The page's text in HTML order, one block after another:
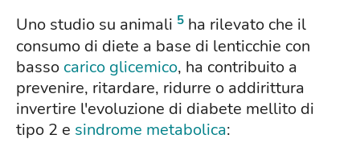
Uno studio su animali 5 ha rilevato che il
consumo di diete a base di lenticchie con
basso carico glicemico, ha contribuito a
prevenire, ritardare, ridurre o addirittura
invertire l'evoluzione di diabete mellito di
tipo 2 e sindrome metabolica: